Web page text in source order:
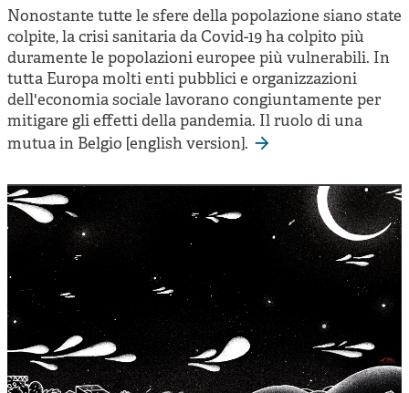
Nonostante tutte le sfere della popolazione siano state
colpite, la crisi sanitaria da Covid-19 ha colpito più
duramente le popolazioni europee più vulnerabili. In
tutta Europa molti enti pubblici e organizzazioni
dell'economia sociale lavorano congiuntamente per
mitigare gli effetti della pandemia. Il ruolo di una
mutua in Belgio [english version].